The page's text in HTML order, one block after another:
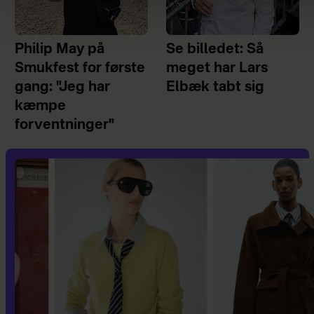
Philip May på
Smukfest for første
gang: "Jeg har
kæmpe
forventninger"
Se billedet: Så
meget har Lars
Elbæk tabt sig